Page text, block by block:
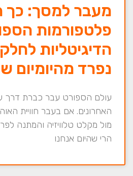
מעבר למסך: כך
פלטפורמות
הדיגיטליות
נפרד מהיומיום
עולם הספורט עבר כברת דרך
האחרונים. אם בעבר חוויית
מול מקלט טלוויזיה והמתנה
הרי שהיום אנחנו